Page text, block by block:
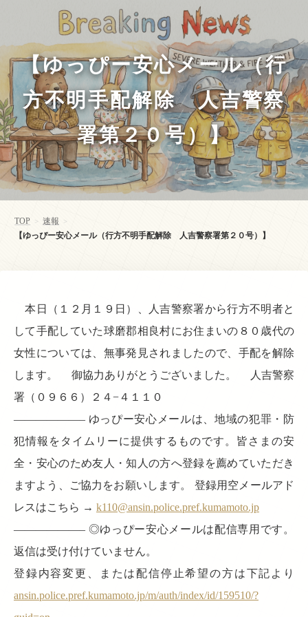
【ゆっぴー安心メール（行
方不明手配解除 人吉警察
署第２０号）】
TOP > 速報 >
【ゆっぴー安心メール（行方不明手配解除 人吉警察署第２０号）】
本日（１２月１９日）、人吉警察署から行方不明者と
して手配していた球磨郡相良村にお住まいの８０歳代の
女性については、無事発見されましたので、手配を解除
します。 御協力ありがとうございました。 人吉警察
署（０９６６）２４−４１１０
——————– ゆっぴー安心メールは、地域の犯罪・防
犯情報をタイムリーに提供するものです。皆さまの安
全・安心のため友人・知人の方へ登録を薦めていただき
ますよう、ご協力をお願いします。 登録用空メールアド
レスはこちら → k110@ansin.police.pref.kumamoto.jp
——————– ◎ゆっぴー安心メールは配信専用です。
返信は受け付けていません。
登録内容変更、または配信停止希望の方は下記より
ansin.police.pref.kumamoto.jp/m/auth/index/id/159510/?